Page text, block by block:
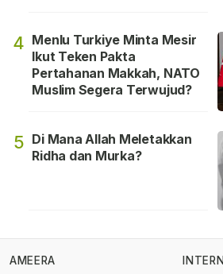
4 Menlu Turkiye Minta Mesir
Ikut Teken Pakta
Pertahanan Makkah, NATO
Muslim Segera Terwujud?
5 Di Mana Allah Meletakkan
Ridha dan Murka?
AMEERA